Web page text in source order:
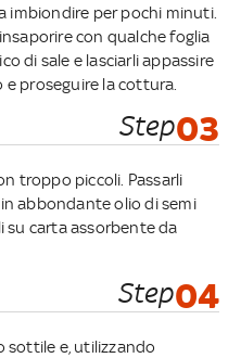
imbiondire per pochi minuti.
con qualche foglia
di sale e lasciarli appassire
e proseguire la cottura.
Step03
troppo piccoli. Passarli
abbondante olio di semi
su carta assorbente da
Step04
e, utilizzando